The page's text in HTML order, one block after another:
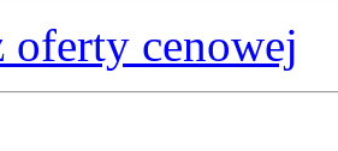
oferty cenowej